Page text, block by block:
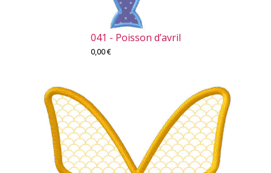
041 - Poisson d’avril
0,00€